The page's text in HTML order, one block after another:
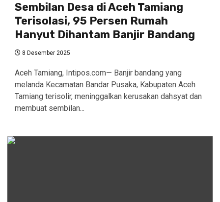
Sembilan Desa di Aceh Tamiang
Terisolasi, 95 Persen Rumah
Hanyut Dihantam Banjir Bandang
8 Desember 2025
Aceh Tamiang, Intipos.com— Banjir bandang yang
melanda Kecamatan Bandar Pusaka, Kabupaten Aceh
Tamiang terisolir, meninggalkan kerusakan dahsyat dan
membuat sembilan...